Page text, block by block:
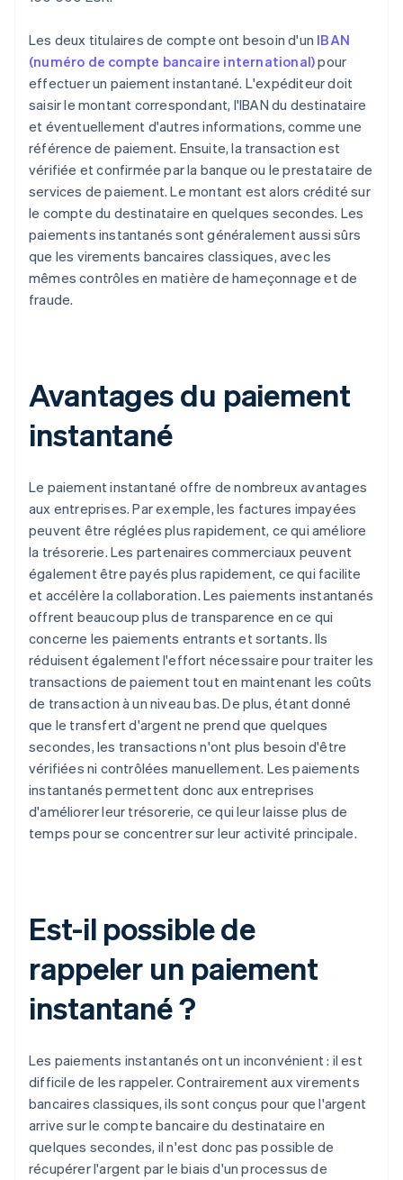
Les deux titulaires de compte ont besoin d'un IBAN
(numéro de compte bancaire international)pour
effectuer un paiement instantané. L'expéditeur doit
saisir le montant correspondant, l'IBAN du destinataire
et éventuellement d'autres informations, comme une
référence de paiement. Ensuite, la transaction est
vérifiée et confirmée par la banque ou le prestataire de
services de paiement. Le montant est alors crédité sur
le compte du destinataire en quelques secondes. Les
paiements instantanés sont généralement aussi sûrs
que les virements bancaires classiques, avec les
mêmes contrôles en matière de hameçonnage et de
fraude.
Avantages du paiement
instantané
Le paiement instantané offre de nombreux avantages
aux entreprises. Par exemple, les factures impayées
peuvent être réglées plus rapidement, ce qui améliore
la trésorerie. Les partenaires commerciaux peuvent
également être payés plus rapidement, ce qui facilite
et accélère la collaboration. Les paiements instantanés
offrent beaucoup plus de transparence en ce qui
concerne les paiements entrants et sortants. Ils
réduisent également l'effort nécessaire pour traiter les
transactions de paiement tout en maintenant les coûts
de transaction à un niveau bas. De plus, étant donné
que le transfert d'argent ne prend que quelques
secondes, les transactions n'ont plus besoin d'être
vérifiées ni contrôlées manuellement. Les paiements
instantanés permettent donc aux entreprises
d'améliorer leur trésorerie, ce qui leur laisse plus de
temps pour se concentrer sur leur activité principale.
Est-il possible de
rappeler un paiement
instantané ?
Les paiements instantanés ont un inconvénient : il est
difficile de les rappeler. Contrairement aux virements
bancaires classiques, ils sont conçus pour que l'argent
arrive sur le compte bancaire du destinataire en
quelques secondes, il n'est donc pas possible de
récupérer l'argent par le biais d'un processus de